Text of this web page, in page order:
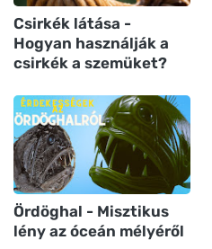
Csirkék látása -
Hogyan használják a
csirkék a szemüket?
Ördöghal - Misztikus
lény az óceán mélyéről